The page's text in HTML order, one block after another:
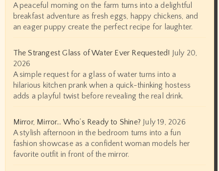
A peaceful morning on the farm turns into a delightful
breakfast adventure as fresh eggs, happy chickens, and
an eager puppy create the perfect recipe for laughter.
The Strangest Glass of Water Ever Requested! July 20,
2026
A simple request for a glass of water turns into a
hilarious kitchen prank when a quick-thinking hostess
adds a playful twist before revealing the real drink.
Mirror, Mirror… Who’s Ready to Shine? July 19, 2026
A stylish afternoon in the bedroom turns into a fun
fashion showcase as a confident woman models her
favorite outfit in front of the mirror.